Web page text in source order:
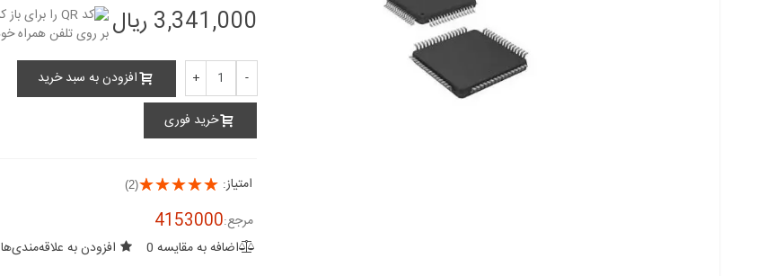
3,341,000 ریال
-
+
افزودن به سبد خرید
خرید فوری
امتیاز: (2)
مرجع:4153000
اضافه به مقایسه 0 افزودن به علاقه‌مندی‌ها